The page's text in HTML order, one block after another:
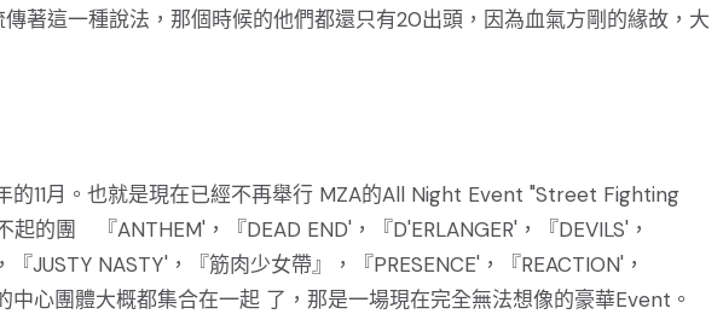
著這一種說法，那個時候的他們都還只有20出頭，因為血氣方剛的緣故，大
的11月。也就是現在已經不再舉行 MZA的All Night Event "Street Fighting
的團 『ANTHEM'，『DEAD END'，『D'ERLANGER'，『DEVILS'，
『JUSTY NASTY'，『筋肉少女帶』，『PRESENCE'，『REACTION'，
中心團體大概都集合在一起 了，那是一場現在完全無法想像的豪華Event。